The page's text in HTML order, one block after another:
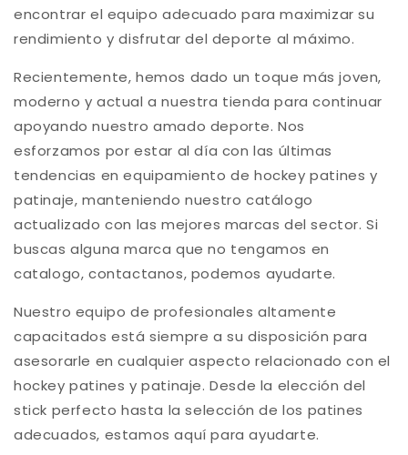
encontrar el equipo adecuado para maximizar su
rendimiento y disfrutar del deporte al máximo.
Recientemente, hemos dado un toque más joven,
moderno y actual a nuestra tienda para continuar
apoyando nuestro amado deporte. Nos
esforzamos por estar al día con las últimas
tendencias en equipamiento de hockey patines y
patinaje, manteniendo nuestro catálogo
actualizado con las mejores marcas del sector. Si
buscas alguna marca que no tengamos en
catalogo, contactanos, podemos ayudarte.
Nuestro equipo de profesionales altamente
capacitados está siempre a su disposición para
asesorarle en cualquier aspecto relacionado con el
hockey patines y patinaje. Desde la elección del
stick perfecto hasta la selección de los patines
adecuados, estamos aquí para ayudarte.